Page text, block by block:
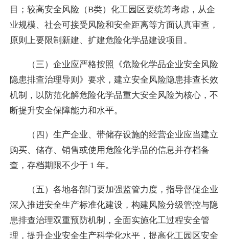
目；较高安全风险（B类）化工园区要统筹考虑，从企
业规模、社会可接受风险和安全距离等方面认真审查，
原则上要限制新建、扩建危险化学品建设项目。
（三）企业应严格按照《危险化学品企业安全风险
隐患排查治理导则》要求，建立安全风险隐患排查长效
机制，以防范化解危险化学品重大安全风险为核心，不
断提升安全保障能力和水平。
（四）生产企业、带储存设施的经营企业应当建立
购买、储存、销售或使用危险化学品的信息并存档备
查，存档期限不少于 1 年。
（五）各地各部门要加强监管力度，指导督促企业
深入推进安全生产标准化建设，构建风险分级管控与隐
患排查治理双重预防机制，全面实施化工过程安全管
理，提升企业安全生产科学化水平，提高化工园区安全